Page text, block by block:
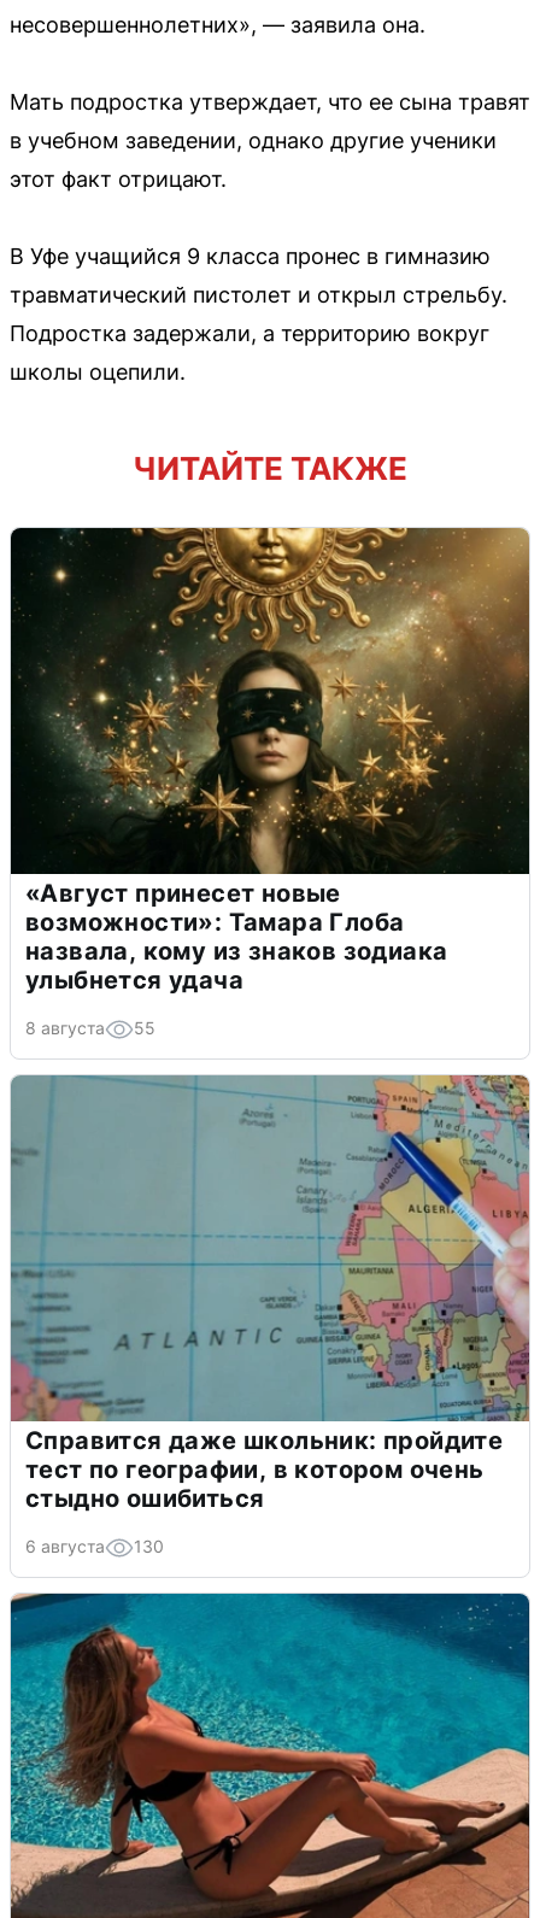
несовершеннолетних», — заявила она.
Мать подростка утверждает, что ее сына травят
в учебном заведении, однако другие ученики
этот факт отрицают.
В Уфе учащийся 9 класса пронес в гимназию
травматический пистолет и открыл стрельбу.
Подростка задержали, а территорию вокруг
школы оцепили.
ЧИТАЙТЕ ТАКЖЕ
«Август принесет новые
возможности»: Тамара Глоба
назвала, кому из знаков зодиака
улыбнется удача
8 августа 55
Справится даже школьник: пройдите
тест по географии, в котором очень
стыдно ошибиться
6 августа 130